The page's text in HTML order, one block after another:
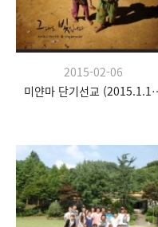
2015-02-06
미얀마 단